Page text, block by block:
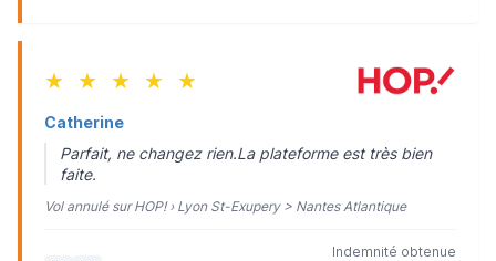
★ ★ ★ ★ ★
Catherine
Parfait, ne changez rien.La plateforme est très bien
faite.
Vol annulé sur HOP! › Lyon St-Exupery > Nantes Atlantique
Indemnité obtenue